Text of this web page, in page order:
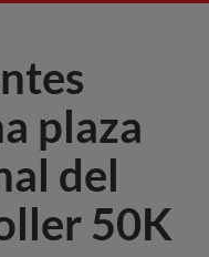
plaza
del
50K